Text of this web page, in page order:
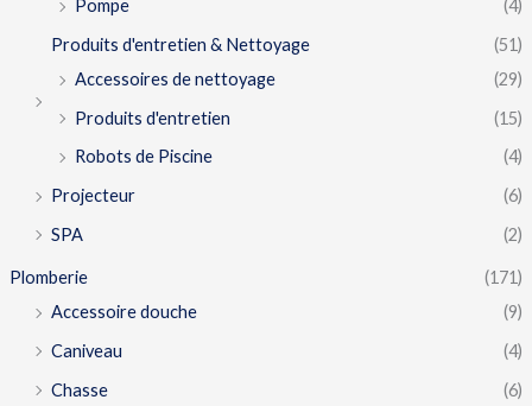
Pompe
(4)
Produits d'entretien & Nettoyage
(51)
Accessoires de nettoyage
(29)
Produits d'entretien
(15)
Robots de Piscine
(4)
Projecteur
(6)
SPA
(2)
Plomberie
(171)
Accessoire douche
(9)
Caniveau
(4)
Chasse
(6)